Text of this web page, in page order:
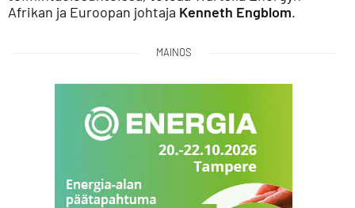
Afrikan ja Euroopan johtaja Kenneth Engblom.
MAINOS